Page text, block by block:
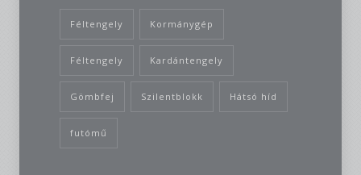
Féltengely Kormánygép
Féltengely Kardántengely
Gömbfej Szilentblokk Hátsó híd
futómű